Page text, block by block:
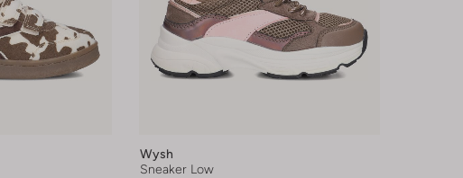
Wysh
Sneaker Low